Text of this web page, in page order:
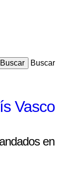
Buscar
Vasco
en